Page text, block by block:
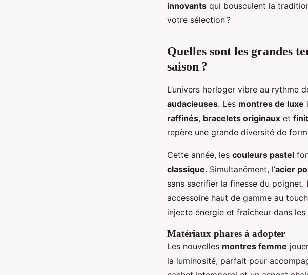
innovants qui bousculent la
votre sélection ?
Quelles sont les grandes
saison ?
L’univers horloger vibre au rythme
audacieuses. Les montres de luxe
raffinés, bracelets originaux et
repère une grande diversité de
Cette année, les couleurs pastel
classique. Simultanément, l’acier
sans sacrifier la finesse du poignet.
accessoire haut de gamme au
injecte énergie et fraîcheur dans
Matériaux phares à adopter
Les nouvelles montres femme
la luminosité, parfait pour